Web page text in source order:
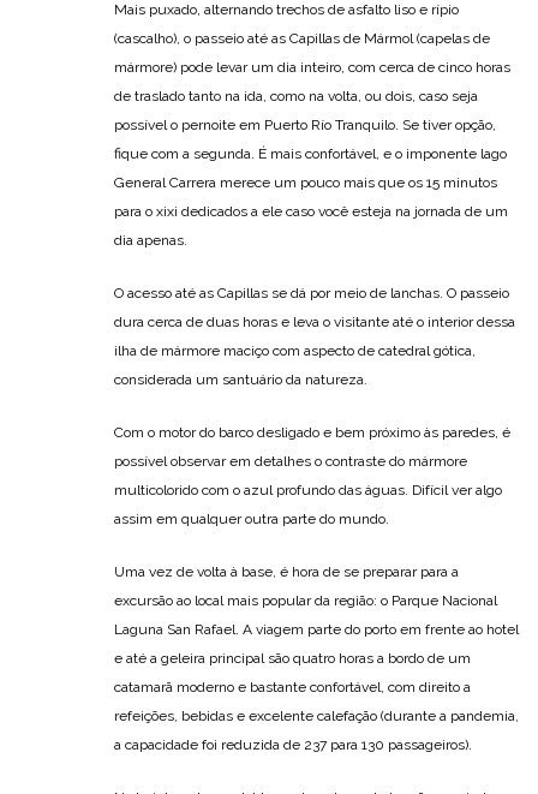
Mais puxado, alternando trechos de asfalto liso e rípio
(cascalho), o passeio até as Capillas de Mármol (capelas de
mármore) pode levar um dia inteiro, com cerca de cinco horas
de traslado tanto na ida, como na volta, ou dois, caso seja
possível o pernoite em Puerto Río Tranquilo. Se tiver opção,
fique com a segunda. É mais confortável, e o imponente lago
General Carrera merece um pouco mais que os 15 minutos
para o xixi dedicados a ele caso você esteja na jornada de um
dia apenas.
O acesso até as Capillas se dá por meio de lanchas. O passeio
dura cerca de duas horas e leva o visitante até o interior dessa
ilha de mármore maciço com aspecto de catedral gótica,
considerada um santuário da natureza.
Com o motor do barco desligado e bem próximo às paredes, é
possível observar em detalhes o contraste do mármore
multicolorido com o azul profundo das águas. Difícil ver algo
assim em qualquer outra parte do mundo.
Uma vez de volta à base, é hora de se preparar para a
excursão ao local mais popular da região: o Parque Nacional
Laguna San Rafael. A viagem parte do porto em frente ao hotel
e até a geleira principal são quatro horas a bordo de um
catamarã moderno e bastante confortável, com direito a
refeições, bebidas e excelente calefação (durante a pandemia,
a capacidade foi reduzida de 237 para 130 passageiros).